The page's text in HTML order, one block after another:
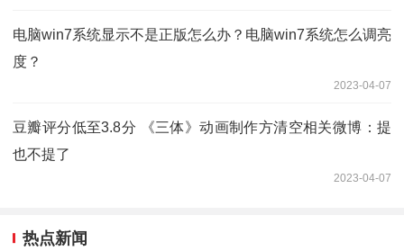
电脑win7系统显示不是正版怎么办？电脑win7系统怎么调亮
度？
2023-04-07
豆瓣评分低至3.8分 《三体》动画制作方清空相关微博：提
也不提了
2023-04-07
热点新闻